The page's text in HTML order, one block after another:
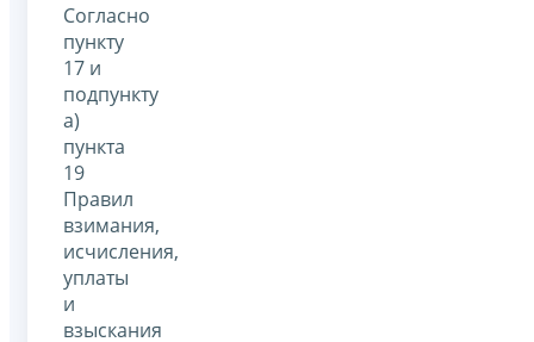
Согласно
пункту
17 и
подпункту
а)
пункта
19
Правил
взимания,
исчисления,
уплаты
и
взыскания